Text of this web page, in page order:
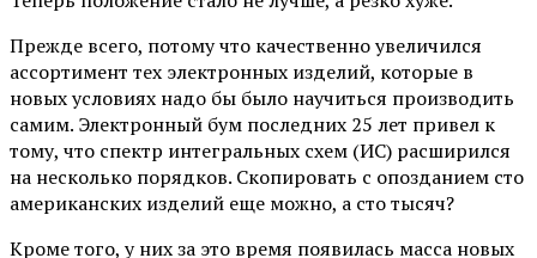
Прежде всего, потому что качественно увеличился
ассортимент тех электронных изделий, которые в
новых условиях надо бы было научиться производить
самим. Электронный бум последних 25 лет привел к
тому, что спектр интегральных схем (ИС) расширился
на несколько порядков. Скопировать с опозданием сто
американских изделий еще можно, а сто тысяч?
Кроме того, у них за это время появилась масса новых